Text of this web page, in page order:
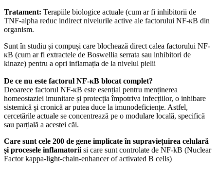
Tratament: Terapiile biologice actuale (cum ar fi inhibitorii de
TNF-alpha reduc indirect nivelurile active ale factorului NF-κB din
organism.
Sunt în studiu și compuși care blochează direct calea factorului NF-
κB (cum ar fi extractele de Boswellia serrata sau inhibitori de
kinaze) pentru a opri inflamația de la nivelul pielii
De ce nu este factorul NF-κB blocat complet?
Deoarece factorul NF-κB este esențial pentru menținerea
homeostaziei imunitare și protecția împotriva infecțiilor, o inhibare
sistemică și cronică ar putea duce la imunodeficiențe. Astfel,
cercetările actuale se concentrează pe o modulare locală, specifică
sau parțială a acestei căi.
Care sunt cele 200 de gene implicate în supraviețuirea celulară
și procesele inflamatorii si care sunt controlate de NF-kB (Nuclear
Factor kappa-light-chain-enhancer of activated B cells)